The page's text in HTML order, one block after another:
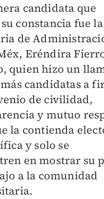
candidata que
constancia fue
de
Eréndira
quien hizo un
candidatas a
de civilidad,
y mutuo
la contienda
y solo se
en mostrar su
a la comunidad